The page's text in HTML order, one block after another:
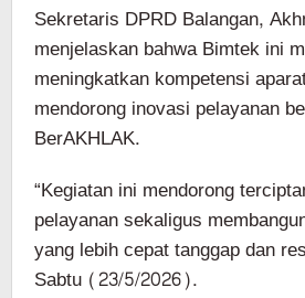
Sekretaris DPRD Balangan,
menjelaskan bahwa Bimtek ini
meningkatkan kompetensi
mendorong inovasi pelayanan
BerAKHLAK.
“Kegiatan ini mendorong
pelayanan sekaligus
yang lebih cepat tanggap dan
Sabtu (23/5/2026).